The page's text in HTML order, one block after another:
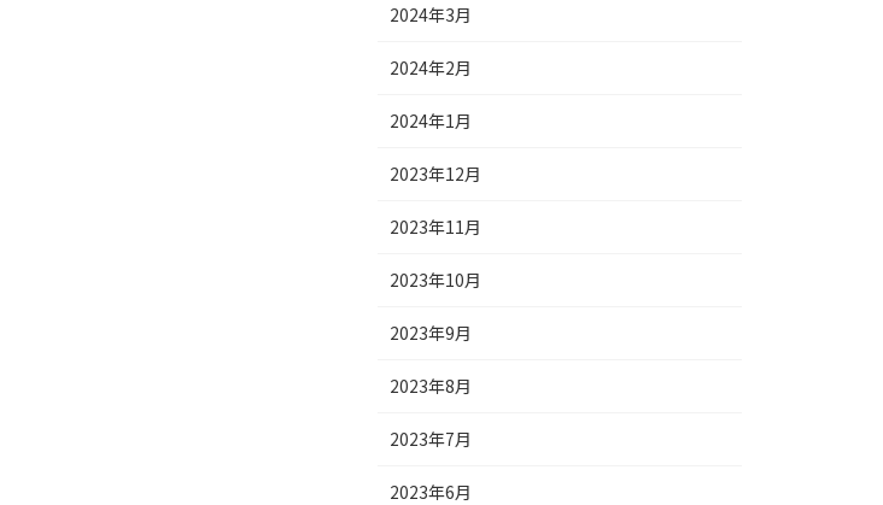
2024年3月
2024年2月
2024年1月
2023年12月
2023年11月
2023年10月
2023年9月
2023年8月
2023年7月
2023年6月